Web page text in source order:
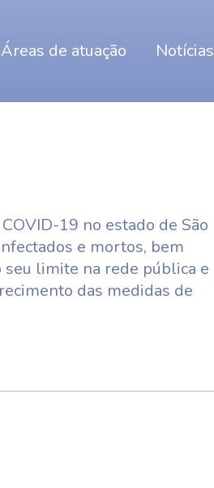
Áreas de atuação Notícias
19 no estado de São
e mortos, bem
limite na rede pública e
das medidas de